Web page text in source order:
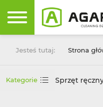
Jesteś tutaj: Strona
Kategorie Sprzęt